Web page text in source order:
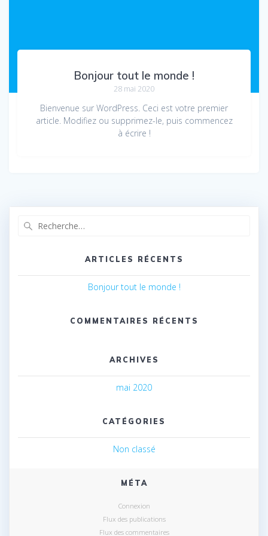
Bonjour tout le monde !
28 mai 2020
Bienvenue sur WordPress. Ceci est votre premier
article. Modifiez ou supprimez-le, puis commencez
à écrire !
ARTICLES RÉCENTS
Bonjour tout le monde !
COMMENTAIRES RÉCENTS
ARCHIVES
mai 2020
CATÉGORIES
Non classé
MÉTA
Connexion
Flux des publications
Flux des commentaires